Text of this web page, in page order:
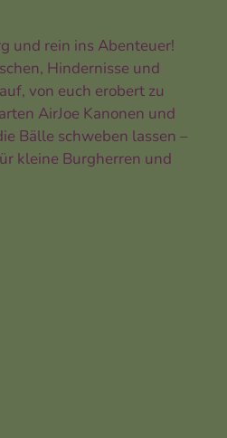
und rein ins Abenteuer!
Hindernisse und
von euch erobert zu
AirJoe Kanonen und
Bälle schweben lassen –
kleine Burgherren und